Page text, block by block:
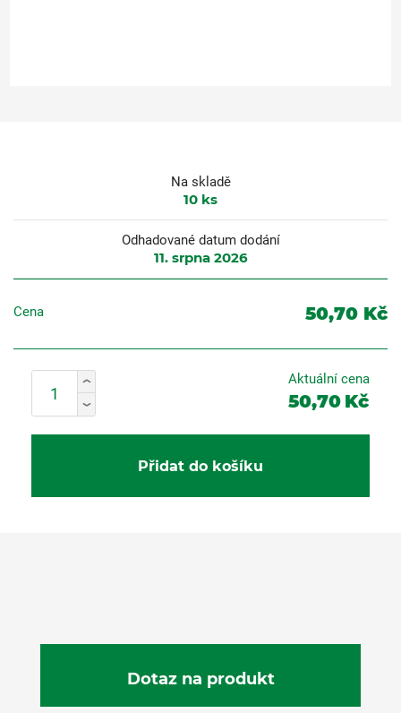
Na skladě
10 ks
Odhadované datum dodání
11. srpna 2026
Cena 50,70 Kč
Aktuální cena
50,70 Kč
Přidat do košíku